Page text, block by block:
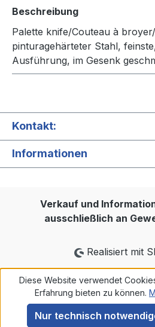
Beschreibung
Palette knife/Couteau à
pinturagehärteter Stahl,
Ausführung, im Gesenk
Kontakt:
Informationen
Verkauf und
ausschließlich an
Realisiert mit
Diese Website verwendet
Erfahrung bieten zu können.
Nur technisch